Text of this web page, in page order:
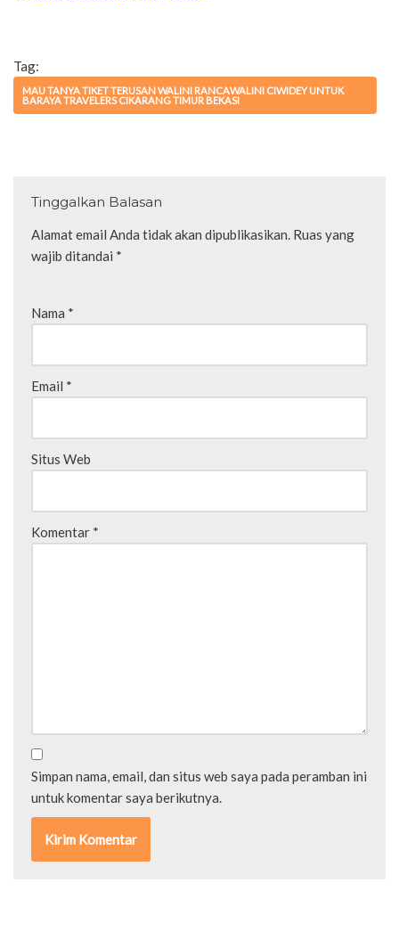
Tag:
MAU TANYA TIKET TERUSAN WALINI RANCAWALINI CIWIDEY UNTUK
BARAYA TRAVELERS CIKARANG TIMUR BEKASI
Tinggalkan Balasan
Alamat email Anda tidak akan dipublikasikan. Ruas yang
wajib ditandai *
Nama *
Email *
Situs Web
Komentar *
Simpan nama, email, dan situs web saya pada peramban ini
untuk komentar saya berikutnya.